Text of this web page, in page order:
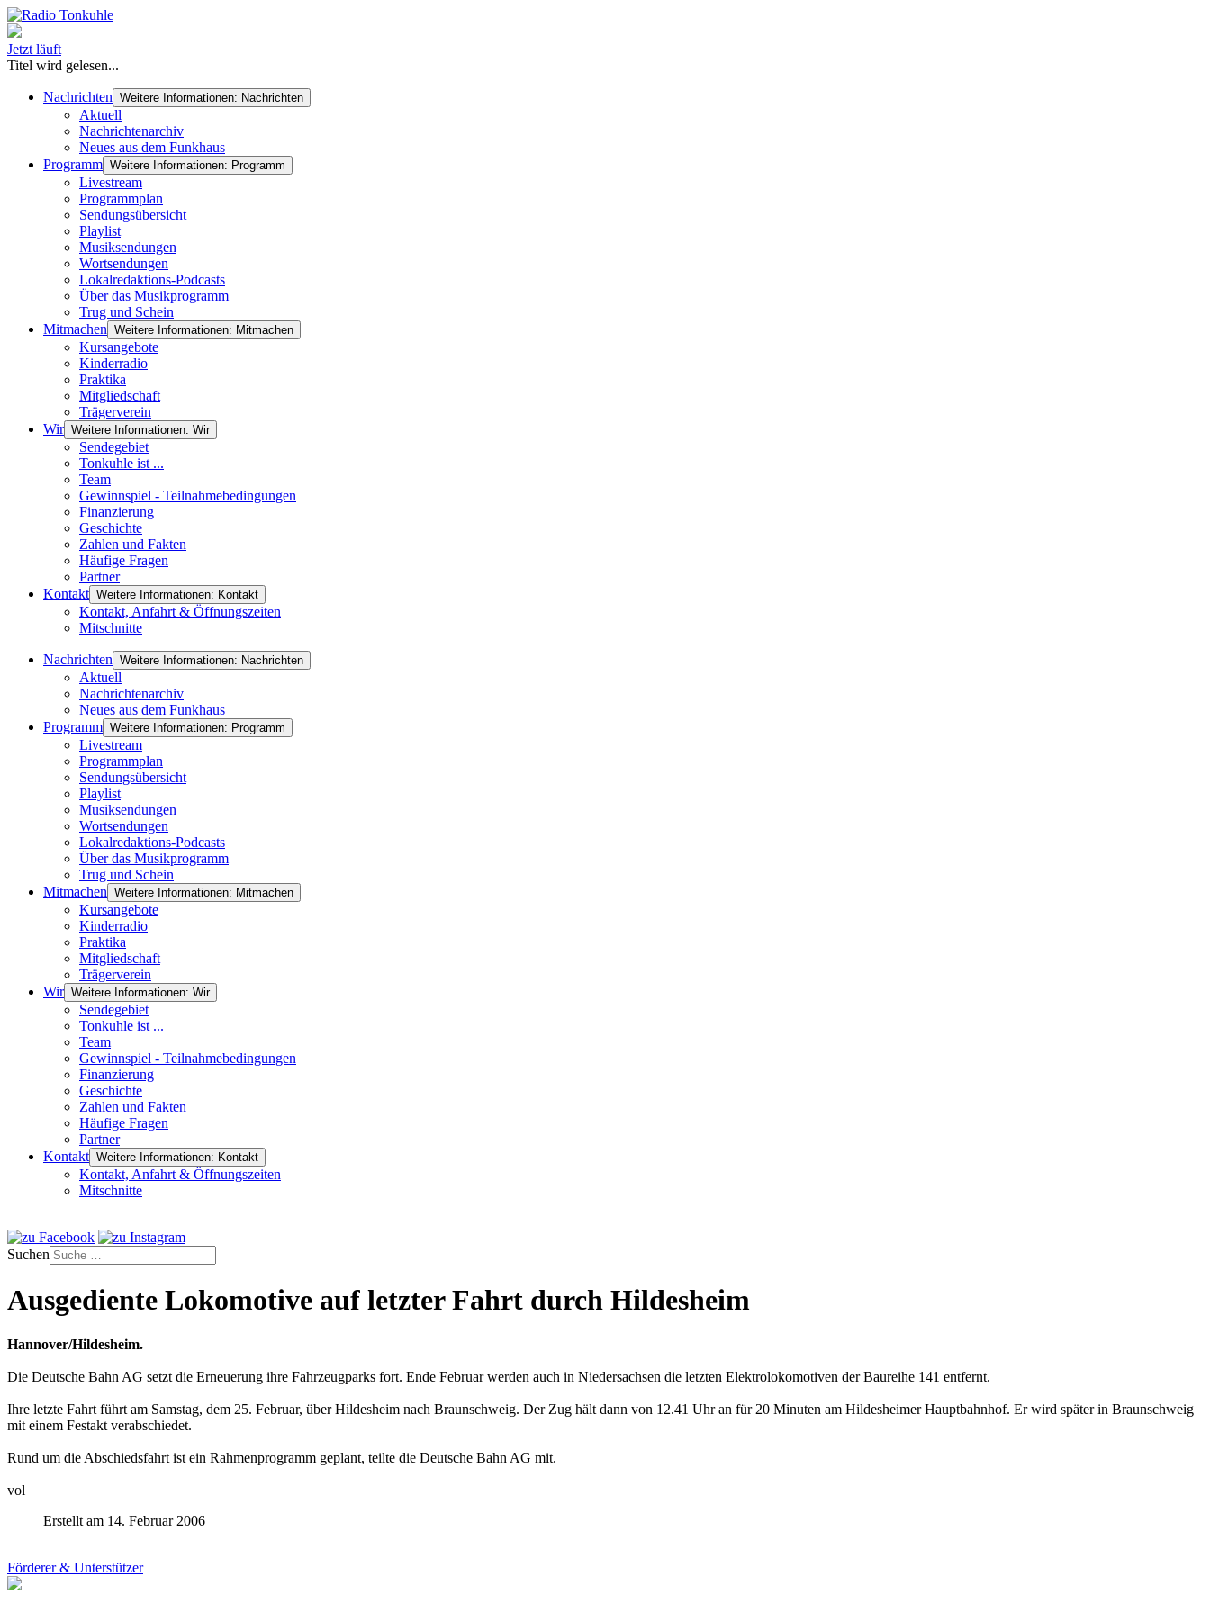
Jetzt läuft
Titel wird gelesen...
Nachrichten Weitere Informationen: Nachrichten
Aktuell
Nachrichtenarchiv
Neues aus dem Funkhaus
Programm Weitere Informationen: Programm
Livestream
Programmplan
Sendungsübersicht
Playlist
Musiksendungen
Wortsendungen
Lokalredaktions-Podcasts
Über das Musikprogramm
Trug und Schein
Mitmachen Weitere Informationen: Mitmachen
Kursangebote
Kinderradio
Praktika
Mitgliedschaft
Trägerverein
Wir Weitere Informationen: Wir
Sendegebiet
Tonkuhle ist ...
Team
Gewinnspiel - Teilnahmebedingungen
Finanzierung
Geschichte
Zahlen und Fakten
Häufige Fragen
Partner
Kontakt Weitere Informationen: Kontakt
Kontakt, Anfahrt & Öffnungszeiten
Mitschnitte
Nachrichten Weitere Informationen: Nachrichten
Aktuell
Nachrichtenarchiv
Neues aus dem Funkhaus
Programm Weitere Informationen: Programm
Livestream
Programmplan
Sendungsübersicht
Playlist
Musiksendungen
Wortsendungen
Lokalredaktions-Podcasts
Über das Musikprogramm
Trug und Schein
Mitmachen Weitere Informationen: Mitmachen
Kursangebote
Kinderradio
Praktika
Mitgliedschaft
Trägerverein
Wir Weitere Informationen: Wir
Sendegebiet
Tonkuhle ist ...
Team
Gewinnspiel - Teilnahmebedingungen
Finanzierung
Geschichte
Zahlen und Fakten
Häufige Fragen
Partner
Kontakt Weitere Informationen: Kontakt
Kontakt, Anfahrt & Öffnungszeiten
Mitschnitte
Suchen
Ausgediente Lokomotive auf letzter Fahrt durch Hildesheim
Hannover/Hildesheim.
Die Deutsche Bahn AG setzt die Erneuerung ihre Fahrzeugparks fort. Ende Februar werden auch in Niedersachsen die letzten Elektrolokomotiven der Baureihe 141 entfernt.
Ihre letzte Fahrt führt am Samstag, dem 25. Februar, über Hildesheim nach Braunschweig. Der Zug hält dann von 12.41 Uhr an für 20 Minuten am Hildesheimer Hauptbahnhof. Er wird später in Braunschweig
mit einem Festakt verabschiedet.
Rund um die Abschiedsfahrt ist ein Rahmenprogramm geplant, teilte die Deutsche Bahn AG mit.
vol
Erstellt am 14. Februar 2006
Förderer & Unterstützer